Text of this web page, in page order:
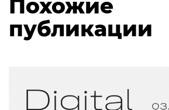
Похожие
публикации